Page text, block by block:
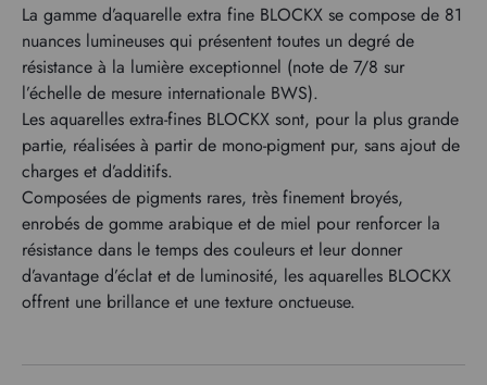
La gamme d’aquarelle extra fine BLOCKX se compose de 81
nuances lumineuses qui présentent toutes un degré de
résistance à la lumière exceptionnel (note de 7/8 sur
l’échelle de mesure internationale BWS).
Les aquarelles extra-fines BLOCKX sont, pour la plus grande
partie, réalisées à partir de mono-pigment pur, sans ajout de
charges et d’additifs.
Composées de pigments rares, très finement broyés,
enrobés de gomme arabique et de miel pour renforcer la
résistance dans le temps des couleurs et leur donner
d’avantage d’éclat et de luminosité, les aquarelles BLOCKX
offrent une brillance et une texture onctueuse.